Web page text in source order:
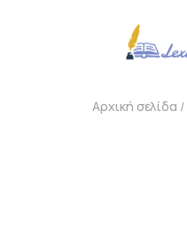
Αρχική σελίδα /